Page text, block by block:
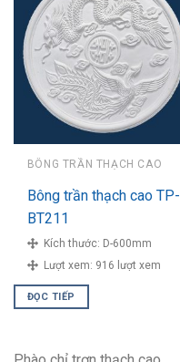
BÔNG TRẦN THẠCH CAO
Bông trần thạch cao TP-
BT211
Kích thước: D-600mm
Lượt xem: 916 lượt xem
ĐỌC TIẾP